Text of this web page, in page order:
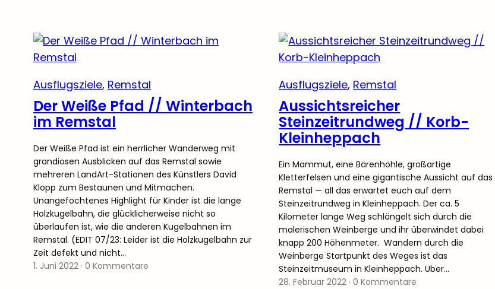
Ausflugsziele, Remstal
Der Weiße Pfad // Winterbach
im Remstal
Der Weiße Pfad ist ein herrlicher Wanderweg mit
grandiosen Ausblicken auf das Remstal sowie
mehreren LandArt-Stationen des Künstlers David
Klopp zum Bestaunen und Mitmachen.
Unangefochtenes Highlight für Kinder ist die lange
Holzkugelbahn, die glücklicherweise nicht so
überlaufen ist, wie die anderen Kugelbahnen im
Remstal. (EDIT 07/23: Leider ist die Holzkugelbahn zur
Zeit defekt und nicht…
1. Juni 2022 · 0 Kommentare
Ausflugsziele, Remstal
Aussichtsreicher
Steinzeitrundweg // Korb-
Kleinheppach
Ein Mammut, eine Bärenhöhle, großartige
Kletterfelsen und eine gigantische Aussicht auf das
Remstal — all das erwartet euch auf dem
Steinzeitrundweg in Kleinheppach. Der ca. 5
Kilometer lange Weg schlängelt sich durch die
malerischen Weinberge und ihr überwindet dabei
knapp 200 Höhenmeter. Wandern durch die
Weinberge Startpunkt des Weges ist das
Steinzeitmuseum in Kleinheppach. Über…
28. Februar 2022 ·0 Kommentare